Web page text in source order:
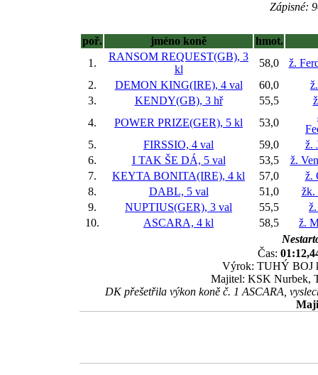
Zápisné:
poř. jméno koně
hmot.
1.
RANSOM REQUEST(GB), 3
kl
58,0
ž.
2.
DEMON KING(IRE), 4 val 60,0
3.
KENDY(GB), 3 hř 55,5
4.
POWER PRIZE(GER), 5 kl 53,0
5.
FIRSSIO, 4 val 59,0
ž.
6.
I TAK ŠE DÁ, 5 val 53,5
ž.
7.
KEYTA BONITA(IRE), 4 kl 57,0
ž.
8.
DABL, 5 val 51,0
žk.
9.
NUPTIUS(GER), 3 val 55,5
10.
ASCARA, 4 kl 58,5
ž.
Čas:
Výrok: TUHÝ BOJ
Majitel: KSK Nurbek,
DK přešetřila výkon koně č. 1 ASCARA,